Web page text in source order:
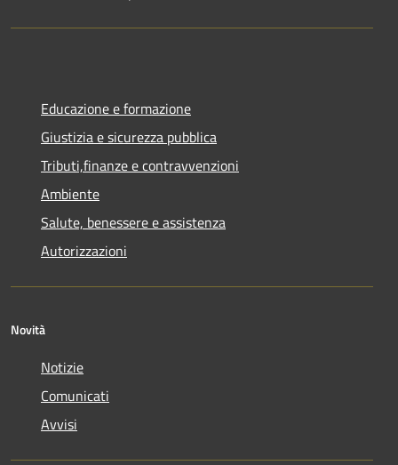
Educazione e formazione
Giustizia e sicurezza pubblica
Tributi,finanze e contravvenzioni
Ambiente
Salute, benessere e assistenza
Autorizzazioni
Novità
Notizie
Comunicati
Avvisi